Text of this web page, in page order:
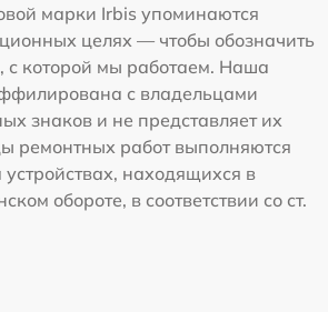
марки Irbis упоминаются
целях — чтобы обозначить
с которой мы работаем. Наша
с владельцами
знаков и не представляет их
ремонтных работ выполняются
находящихся в
обороте, в соответствии со ст.